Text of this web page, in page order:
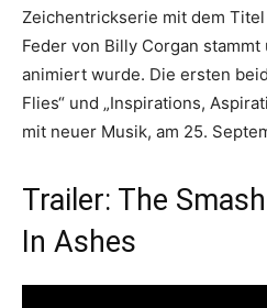
Zeichentrickserie mit dem Titel
Feder von Billy Corgan
animiert wurde. Die ersten
Flies“ und „Inspirations,
mit neuer Musik, am 25.
Trailer: The
In Ashes